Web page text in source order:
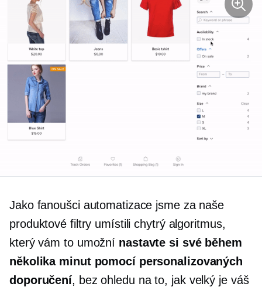
Jako fanoušci automatizace jsme za naše
produktové filtry umístili chytrý algoritmus,
který vám to umožní nastavte si své během
několika minut pomocí personalizovaných
doporučení, bez ohledu na to, jak velký je váš